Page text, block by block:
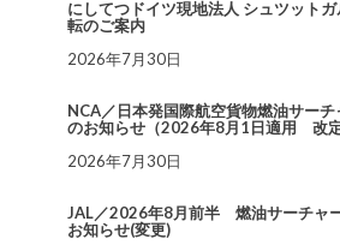
にしてつドイツ現地法人 シュツット
転のご案内
2026年7月30日
NCA／日本発国際航空貨物燃油サーチ
のお知らせ（2026年8月1日適用 改定
2026年7月30日
JAL／2026年8月前半 燃油サーチャ
お知らせ(変更)